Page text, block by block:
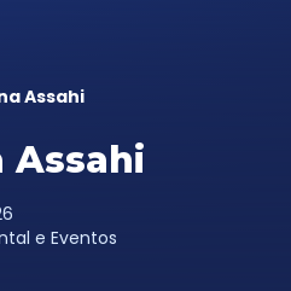
Assahi
Assahi
e Eventos